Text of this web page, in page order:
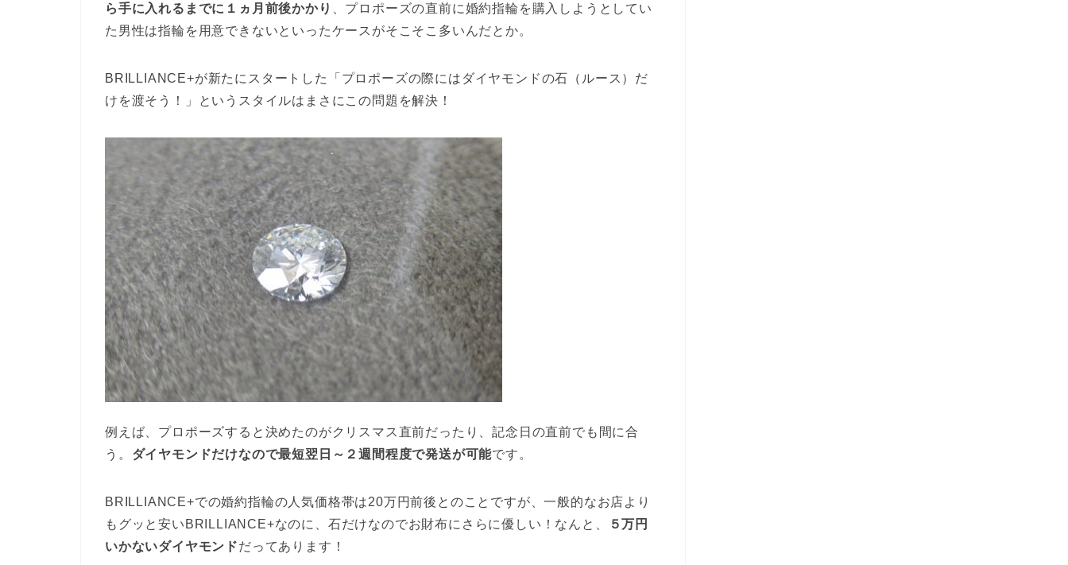
ら手に入れるまでに１ヵ月前後かかり
、プロポーズの直前に婚約指輪を購入しようとしてい
た男性は指輪を用意できないといったケースがそこそこ多いんだとか。
BRILLIANCE+が新たにスタートした「プロポーズの際にはダイヤモンドの石（ルース）だ
けを渡そう！」というスタイルはまさにこの問題を解決！
例えば、プロポーズすると決めたのがクリスマス直前だったり、記念日の直前でも間に合
う。 ダイヤモンドだけなので最短翌日～２週間程度で発送が可能です。
BRILLIANCE+での婚約指輪の人気価格帯は20万円前後とのことですが、一般的なお店より
もグッと安いBRILLIANCE+なのに、石だけなのでお財布にさらに優しい！なんと、
５万円
いかないダイヤモンドだってあります！